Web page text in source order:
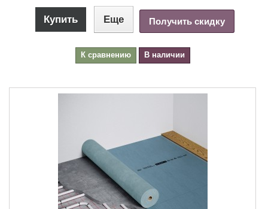
Купить Еще Получить скидку
К сравнению В наличии